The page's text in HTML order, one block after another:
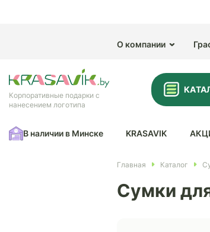
О компании
Корпоративные подарки с
нанесением логотипа
В наличии в Минске KRASAVIK
Главная Каталог
Сумки